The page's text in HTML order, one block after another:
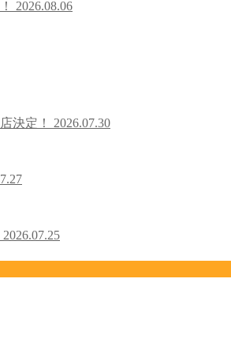
2026.08.06
決定！ 2026.07.30
2026.07.25